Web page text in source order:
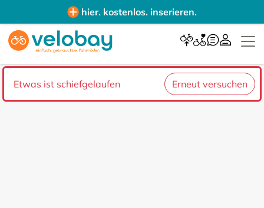
hier. kostenlos. inserieren.
Etwas ist schiefgelaufen Erneut versuchen